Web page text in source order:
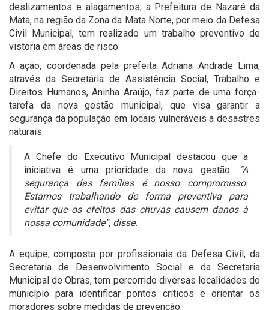
deslizamentos e alagamentos, a Prefeitura de Nazaré da
Mata, na região da Zona da Mata Norte, por meio da Defesa
Civil Municipal, tem realizado um trabalho preventivo de
vistoria em áreas de risco.
A ação, coordenada pela prefeita Adriana Andrade Lima,
através da Secretária de Assistência Social, Trabalho e
Direitos Humanos, Aninha Araújo, faz parte de uma força-
tarefa da nova gestão municipal, que visa garantir a
segurança da população em locais vulneráveis a desastres
naturais.
A Chefe do Executivo Municipal destacou que a
iniciativa é uma prioridade da nova gestão.
“A
segurança das famílias é nosso compromisso.
Estamos trabalhando de forma preventiva para
evitar que os efeitos das chuvas causem danos à
nossa comunidade”, disse.
A equipe, composta por profissionais da Defesa Civil, da
Secretaria de Desenvolvimento Social e da Secretaria
Municipal de Obras, tem percorrido diversas localidades do
município para identificar pontos críticos e orientar os
moradores sobre medidas de prevenção.